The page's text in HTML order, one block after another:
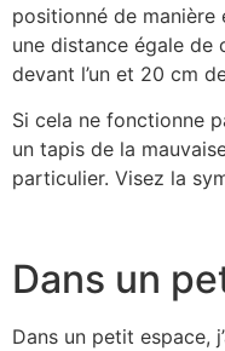
positionné de
une distance égale de
devant l’un et 20 cm
Si cela ne fonctionne
un tapis de la
particulier. Visez la
Dans un
Dans un petit espace,